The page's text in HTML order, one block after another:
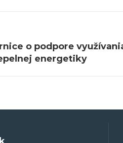
o podpore
energetiky